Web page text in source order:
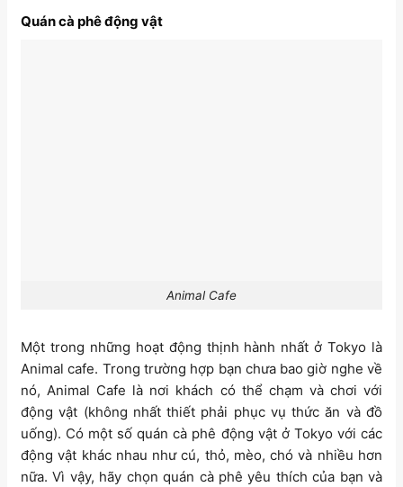
Quán cà phê động vật
Animal Cafe
Một trong những hoạt động thịnh hành nhất ở Tokyo là
Animal cafe. Trong trường hợp bạn chưa bao giờ nghe về
nó, Animal Cafe là nơi khách có thể chạm và chơi với
động vật (không nhất thiết phải phục vụ thức ăn và đồ
uống). Có một số quán cà phê động vật ở Tokyo với các
động vật khác nhau như cú, thỏ, mèo, chó và nhiều hơn
nữa. Vì vậy, hãy chọn quán cà phê yêu thích của bạn và